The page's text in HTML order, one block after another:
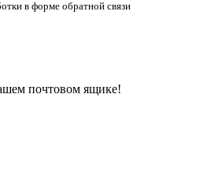
в форме обратной связи
почтовом ящике!